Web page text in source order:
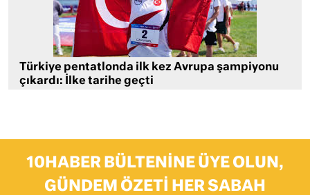
Türkiye pentatlonda ilk kez Avrupa şampiyonu
çıkardı: İlke tarihe geçti
10HABER BÜLTENINE ÜYE OLUN,
GÜNDEM ÖZETI HER SABAH